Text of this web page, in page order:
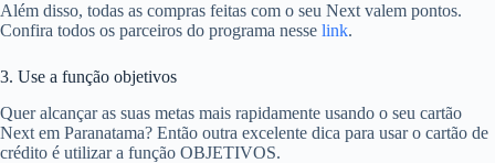
Além disso, todas as compras feitas com o seu Next valem pontos.
Confira todos os parceiros do programa nesse link.
3. Use a função objetivos
Quer alcançar as suas metas mais rapidamente usando o seu cartão
Next em Paranatama? Então outra excelente dica para usar o cartão de
crédito é utilizar a função OBJETIVOS.